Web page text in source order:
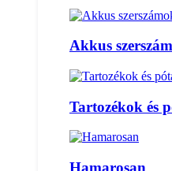
Akkus
Tartozékok és
Hamarosan